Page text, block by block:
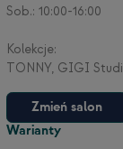
Zmień salon
Sob.: 10:00-16:00
Kolekcje:
TONNY, GIGI
Warianty